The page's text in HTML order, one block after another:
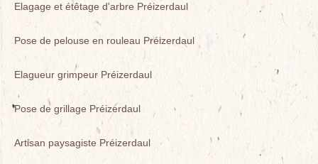
Elagage et étêtage d'arbre Préizerdaul
Pose de pelouse en rouleau Préizerdaul
Elagueur grimpeur Préizerdaul
Pose de grillage Préizerdaul
Artisan paysagiste Préizerdaul